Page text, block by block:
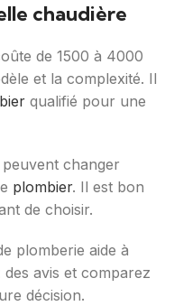
chaudière
de 1500 à 4000
et la complexité. Il
qualifié pour une
changer
plombier. Il est bon
de choisir.
plomberie aide à
avis et comparez
décision.